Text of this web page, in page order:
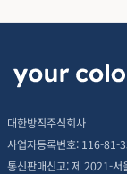
대한방직주식회사
사업자등록번호: 116-81-
통신판매신고: 제 2021-